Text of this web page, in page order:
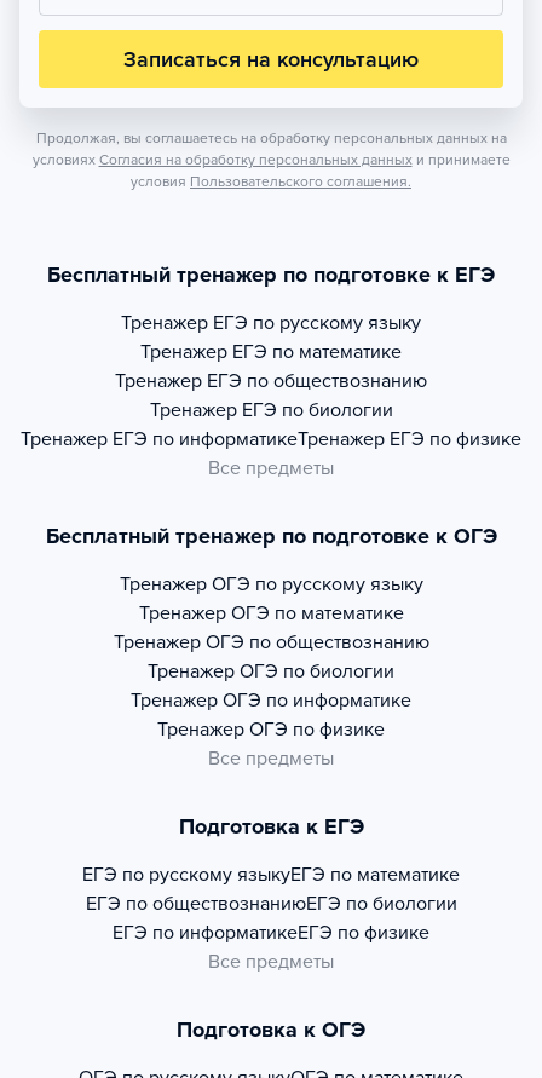
Записаться на консультацию
Продолжая, вы соглашаетесь на обработку персональных данных на
условиях Согласия на обработку персональных данных и принимаете
условия Пользовательского соглашения.
Бесплатный тренажер по подготовке к ЕГЭ
Тренажер ЕГЭ по русскому языку
Тренажер ЕГЭ по математике
Тренажер ЕГЭ по обществознанию
Тренажер ЕГЭ по биологии
Тренажер ЕГЭ по информатикеТренажер ЕГЭ по физике
Все предметы
Бесплатный тренажер по подготовке к ОГЭ
Тренажер ОГЭ по русскому языку
Тренажер ОГЭ по математике
Тренажер ОГЭ по обществознанию
Тренажер ОГЭ по биологии
Тренажер ОГЭ по информатике
Тренажер ОГЭ по физике
Все предметы
Подготовка к ЕГЭ
ЕГЭ по русскому языкуЕГЭ по математике
ЕГЭ по обществознаниюЕГЭ по биологии
ЕГЭ по информатикеЕГЭ по физике
Все предметы
Подготовка к ОГЭ